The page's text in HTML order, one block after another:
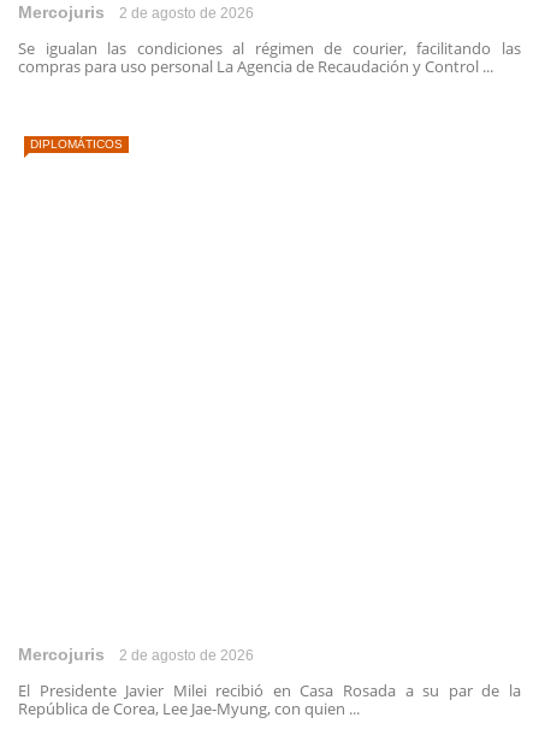
Mercojuris 2 de agosto de 2026
Se igualan las condiciones al régimen de courier, facilitando las
compras para uso personal La Agencia de Recaudación y Control ...
DIPLOMÁTICOS
Mercojuris 2 de agosto de 2026
El Presidente Javier Milei recibió en Casa Rosada a su par de la
República de Corea, Lee Jae-Myung, con quien ...